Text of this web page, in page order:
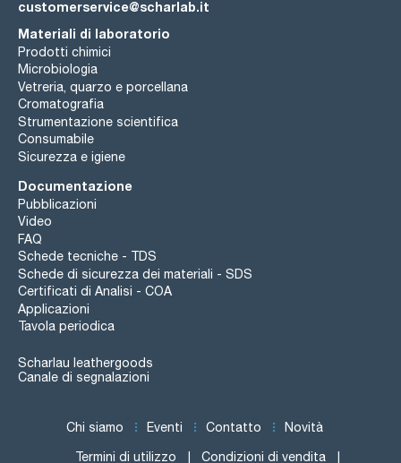
customerservice@scharlab.it
Materiali di laboratorio
Prodotti chimici
Microbiologia
Vetreria, quarzo e porcellana
Cromatografia
Strumentazione scientifica
Consumabile
Sicurezza e igiene
Documentazione
Pubblicazioni
Video
FAQ
Schede tecniche - TDS
Schede di sicurezza dei materiali - SDS
Certificati di Analisi - COA
Applicazioni
Tavola periodica
Scharlau leathergoods
Canale di segnalazioni
Chi siamo Eventi Contatto Novità
Termini di utilizzo Condizioni di vendita